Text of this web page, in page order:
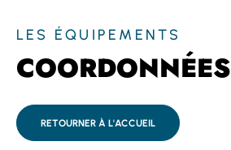
LES ÉQUIPEMENTS
COORDONNÉES
RETOURNER À L'ACCUEIL